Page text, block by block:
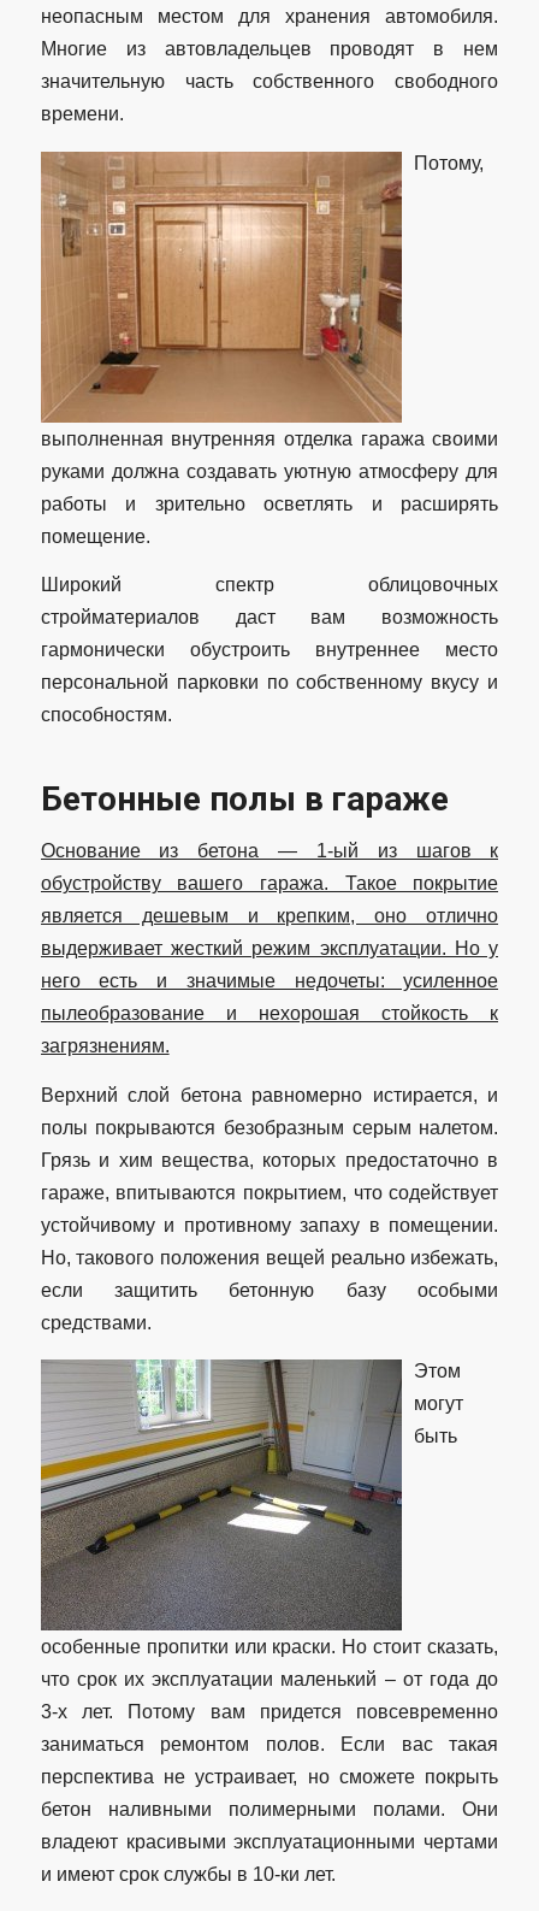
неопасным местом для хранения автомобиля.
Многие из автовладельцев проводят в нем
значительную часть собственного свободного
времени.
Потому,
выполненная внутренняя отделка гаража своими
руками должна создавать уютную атмосферу для
работы и зрительно осветлять и расширять
помещение.
Широкий спектр облицовочных
стройматериалов даст вам возможность
гармонически обустроить внутреннее место
персональной парковки по собственному вкусу и
способностям.
Бетонные полы в гараже
Основание из бетона — 1-ый из шагов к
обустройству вашего гаража. Такое покрытие
является дешевым и крепким, оно отлично
выдерживает жесткий режим эксплуатации. Но у
него есть и значимые недочеты: усиленное
пылеобразование и нехорошая стойкость к
загрязнениям.
Верхний слой бетона равномерно истирается, и
полы покрываются безобразным серым налетом.
Грязь и хим вещества, которых предостаточно в
гараже, впитываются покрытием, что содействует
устойчивому и противному запаху в помещении.
Но, такового положения вещей реально избежать,
если защитить бетонную базу особыми
средствами.
Этом
могут
быть
особенные пропитки или краски. Но стоит сказать,
что срок их эксплуатации маленький – от года до
3-х лет. Потому вам придется повсевременно
заниматься ремонтом полов. Если вас такая
перспектива не устраивает, но сможете покрыть
бетон наливными полимерными полами. Они
владеют красивыми эксплуатационными чертами
и имеют срок службы в 10-ки лет.